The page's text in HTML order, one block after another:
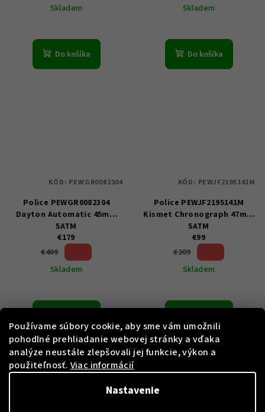
Používame súbory cookie, aby sme vám umožnili
pohodlné prehliadanie webovej stránky a vďaka
analýze neustále zlepšovali jej funkcie, výkon a
použiteľnosť. Viac informácií
Nastavenie
Skladem
Do košíka
Skladem
Do košíka
Police PEWGR0082304
Dayton Automatic 45mm
5ATM
€179
€409
Skladem
KÓD: PEWGR0082304
Police PEWJF2195141M
Kismet Chronograph 47mm
5ATM
€99
€209
Skladem
KÓD: PEWJF2195141M